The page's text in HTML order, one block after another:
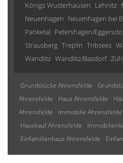
Königs Wusterhausen Lehnitz
Neuenhagen Neuenhagen bei
Panketal Petershagen/
Strausberg Treplin Tribsees
Wandlitz Wandlitz/Basdorf
Grundstücke Ahrensfelde
Ahrensfelde
Haus Ahrensfelde
Ahrensfelde
Immobilie Ahrensfelde
Hauskauf Ahrensfelde
Einfamilienhaus Ahrensfelde